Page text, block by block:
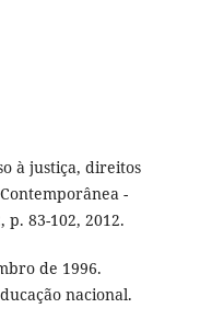
à justiça, direitos
-
p. 83-102, 2012.
de 1996.
nacional.